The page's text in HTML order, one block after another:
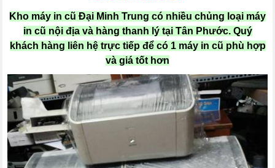
Kho máy in cũ Đại Minh Trung có nhiều chủng loại máy
in cũ nội địa và hàng thanh lý tại Tân Phước. Quý
khách hàng liên hệ trực tiếp để có 1 máy in cũ phù hợp
và giá tốt hơn